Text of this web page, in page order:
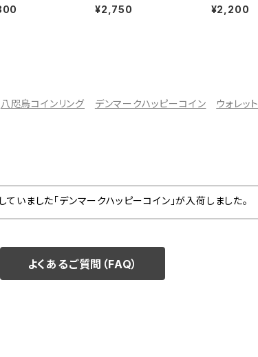
¥2,750 ¥2,200
八咫烏コインリング デンマークハッピーコイン ウォレット
ていました「デンマークハッピーコイン」が入荷しました。
よくあるご質問（FAQ）